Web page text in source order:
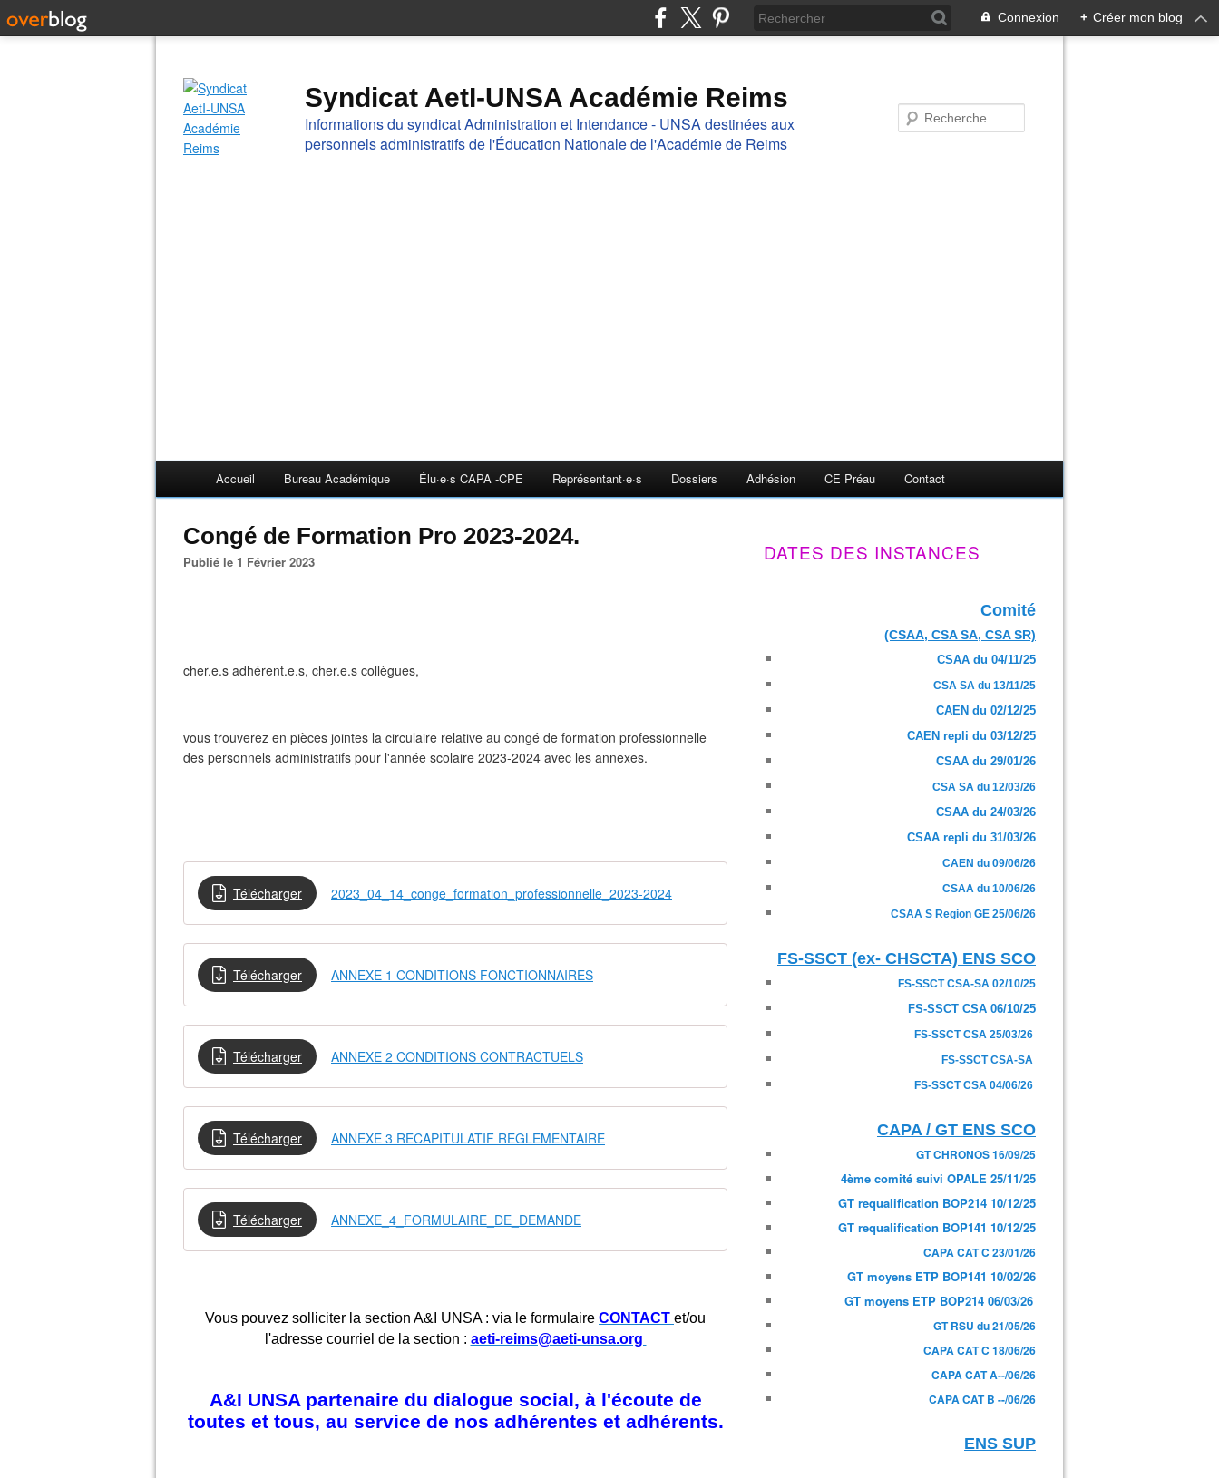
Connexion + Créer mon blog
Syndicat AetI-UNSA Académie Reims
Informations du syndicat Administration et Intendance - UNSA destinées aux
personnels administratifs de l'Éducation Nationale de l'Académie de Reims
Accueil Bureau Académique Élu·e·s CAPA -CPE Représentant·e·s Dossiers Adhésion CE Préau Contact
Congé de Formation Pro 2023-2024.
Publié le 1 Février 2023
cher.e.s adhérent.e.s, cher.e.s collègues,
vous trouverez en pièces jointes la circulaire relative au congé de formation professionnelle
des personnels administratifs pour l'année scolaire 2023-2024 avec les annexes.
Télécharger 2023_04_14_conge_formation_professionnelle_2023-2024
Télécharger ANNEXE 1 CONDITIONS FONCTIONNAIRES
Télécharger ANNEXE 2 CONDITIONS CONTRACTUELS
Télécharger ANNEXE 3 RECAPITULATIF REGLEMENTAIRE
Télécharger ANNEXE_4_FORMULAIRE_DE_DEMANDE
Vous pouvez solliciter la section A&I UNSA : via le formulaire CONTACT et/ou
l'adresse courriel de la section : aeti-reims@aeti-unsa.org
A&I UNSA partenaire du dialogue social, à l'écoute de
toutes et tous, au service de nos adhérentes et adhérents.
DATES DES INSTANCES
Comité
(CSAA, CSA SA, CSA SR)
CSAA du 04/11/25
CSA SA du 13/11/25
CAEN du 02/12/25
CAEN repli du 03/12/25
CSAA du 29/01/26
CSA SA du 12/03/26
CSAA du 24/03/26
CSAA repli du 31/03/26
CAEN du 09/06/26
CSAA du 10/06/26
CSAA S Region GE 25/06/26
FS-SSCT (ex- CHSCTA) ENS SCO
FS-SSCT CSA-SA 02/10/25
FS-SSCT CSA 06/10/25
FS-SSCT CSA 25/03/26
FS-SSCT CSA-SA
FS-SSCT CSA 04/06/26
CAPA / GT ENS SCO
GT CHRONOS 16/09/25
4ème comité suivi OPALE 25/11/25
GT requalification BOP214 10/12/25
GT requalification BOP141 10/12/25
CAPA CAT C 23/01/26
GT moyens ETP BOP141 10/02/26
GT moyens ETP BOP214 06/03/26
GT RSU du 21/05/26
CAPA CAT C 18/06/26
CAPA CAT A--/06/26
CAPA CAT B --/06/26
ENS SUP